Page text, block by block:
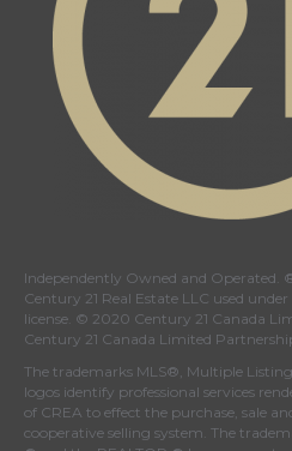
Independently Owned and
Century 21 Real Estate LLC used
license. © 2020 Century 21 Canada
Century 21 Canada Limited
The trademarks MLS®, Multiple
logos identify professional services
of CREA to effect the purchase, sale
cooperative selling system. The